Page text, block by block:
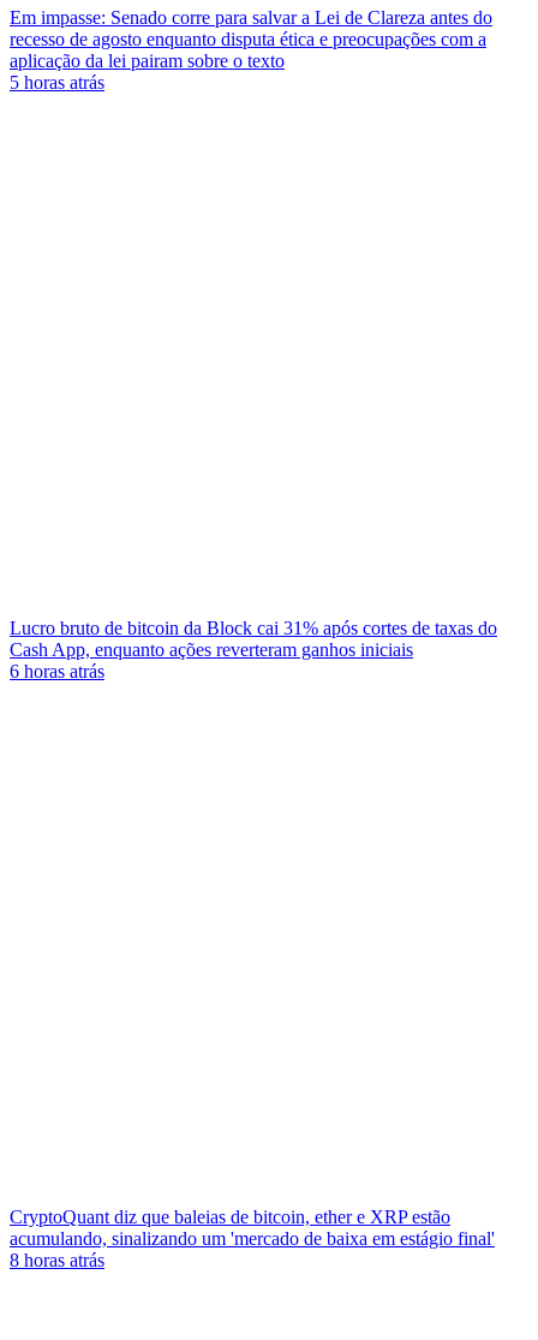
Em impasse: Senado corre para salvar a Lei de Clareza antes do
recesso de agosto enquanto disputa ética e preocupações com a
aplicação da lei pairam sobre o texto
5 horas atrás
Lucro bruto de bitcoin da Block cai 31% após cortes de taxas do
Cash App, enquanto ações reverteram ganhos iniciais
6 horas atrás
CryptoQuant diz que baleias de bitcoin, ether e XRP estão
acumulando, sinalizando um 'mercado de baixa em estágio final'
8 horas atrás